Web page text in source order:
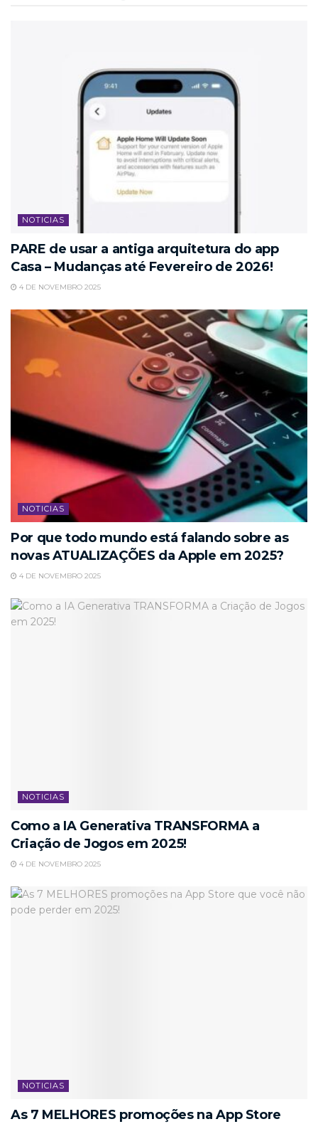
NOTICIAS
PARE de usar a antiga arquitetura do app
Casa – Mudanças até Fevereiro de 2026!
4 DE NOVEMBRO 2025
NOTICIAS
Por que todo mundo está falando sobre as
novas ATUALIZAÇÕES da Apple em 2025?
4 DE NOVEMBRO 2025
NOTICIAS
Como a IA Generativa TRANSFORMA a
Criação de Jogos em 2025!
4 DE NOVEMBRO 2025
NOTICIAS
As 7 MELHORES promoções na App Store